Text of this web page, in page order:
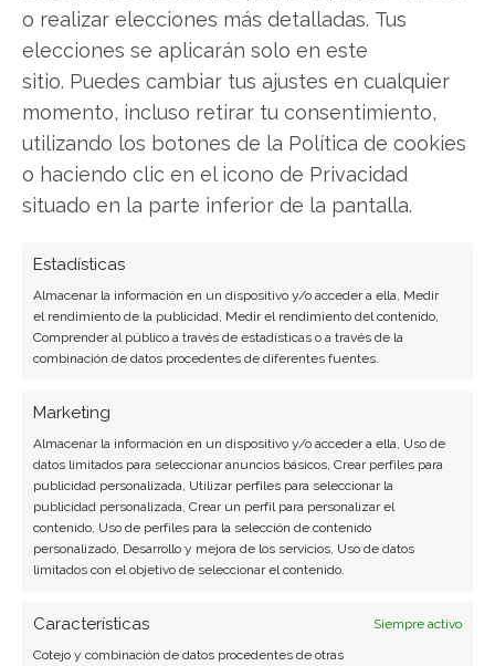
o realizar elecciones más detalladas. Tus
elecciones se aplicarán solo en este
sitio. Puedes cambiar tus ajustes en cualquier
momento, incluso retirar tu consentimiento,
utilizando los botones de la Política de cookies
o haciendo clic en el icono de Privacidad
situado en la parte inferior de la pantalla.
Estadísticas
Almacenar la información en un dispositivo y/o acceder a ella, Medir
el rendimiento de la publicidad, Medir el rendimiento del contenido,
Comprender al público a través de estadísticas o a través de la
combinación de datos procedentes de diferentes fuentes.
Marketing
Almacenar la información en un dispositivo y/o acceder a ella, Uso de
datos limitados para seleccionar anuncios básicos, Crear perfiles para
publicidad personalizada, Utilizar perfiles para seleccionar la
publicidad personalizada, Crear un perfil para personalizar el
contenido, Uso de perfiles para la selección de contenido
personalizado, Desarrollo y mejora de los servicios, Uso de datos
limitados con el objetivo de seleccionar el contenido.
Características
Siempre activo
Cotejo y combinación de datos procedentes de otras
SOBRE EL AUTOR
Carmen Ruiz López
Periodista especializada en tecnología y
transformación digital con más de 8 años de
experiencia. Experta en inteligencia artificial,
ciberseguridad y startups tecnológicas.
Ver todos los artículos →